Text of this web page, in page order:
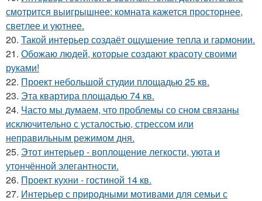
смотрится выигрышнее: комната кажется просторнее,
светлее и уютнее.
20. Такой интерьер создаёт ощущение тепла и гармонии.
21. Обожаю людей, которые создают красоту своими
руками!
22. Проект небольшой студии площадью 25 кв.
23. Эта квартира площадью 74 кв.
24. Часто мы думаем, что проблемы со сном связаны
исключительно с усталостью, стрессом или
неправильным режимом дня.
25. Этот интерьер - воплощение легкости, уюта и
утончённой элегантности.
26. Проект кухни - гостиной 14 кв.
27. Интерьер с природными мотивами для семьи с